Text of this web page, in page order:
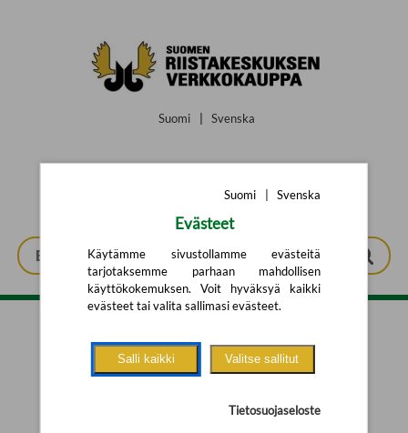
Suomi Svenska
Tarkennettu haku
Suomi Svenska
Evästeet
Käytämme sivustollamme evästeitä
tarjotaksemme parhaan mahdollisen
käyttökokemuksen. Voit hyväksyä kaikki
evästeet tai valita sallimasi evästeet.
Salli kaikki Valitse sallitut
Tietosuojaseloste